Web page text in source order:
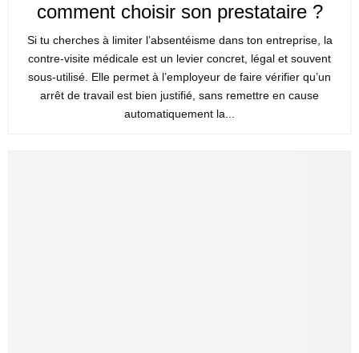
comment choisir son prestataire ?
Si tu cherches à limiter l’absentéisme dans ton entreprise, la
contre-visite médicale est un levier concret, légal et souvent
sous-utilisé. Elle permet à l’employeur de faire vérifier qu’un
arrêt de travail est bien justifié, sans remettre en cause
automatiquement la...